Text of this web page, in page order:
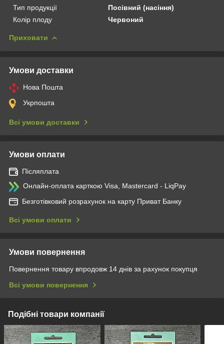
Тип продукції
Посівний (насіння)
Колір плоду
Червоний
Приховати
Умови доставки
Нова Пошта
Укрпошта
Всі умови доставки
Умови оплати
Післяплата
Онлайн-оплата карткою Visa, Mastercard - LiqPay
Безготівковий розрахунок на карту Приват Банку
Всі умови оплати
Умови повернення
Повернення товару впродовж 14 днів за рахунок покупця
Всі умови повернення
Подібні товари компанії